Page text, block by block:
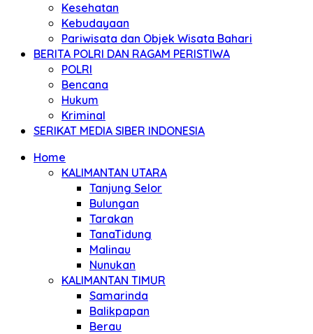
Kesehatan
Kebudayaan
Pariwisata dan Objek Wisata Bahari
BERITA POLRI DAN RAGAM PERISTIWA
POLRI
Bencana
Hukum
Kriminal
SERIKAT MEDIA SIBER INDONESIA
Home
KALIMANTAN UTARA
Tanjung Selor
Bulungan
Tarakan
TanaTidung
Malinau
Nunukan
KALIMANTAN TIMUR
Samarinda
Balikpapan
Berau